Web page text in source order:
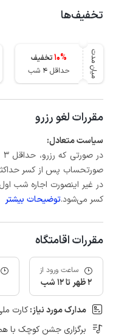
تخفیف‌ها
میان مدت 10%
تخفیف
حداقل 4 شب
مقررات لغو رزرو
سیاست متعادل:
کسر می‌شود.توضیحات بیشتر
مقررات اقامتگاه
ساعت ورود از
2 ظهر تا 12 شب
مدارک مورد نیاز:کارت
برگزاری جشن کوچک با